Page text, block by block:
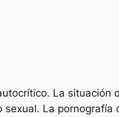
La situación
La pornografía